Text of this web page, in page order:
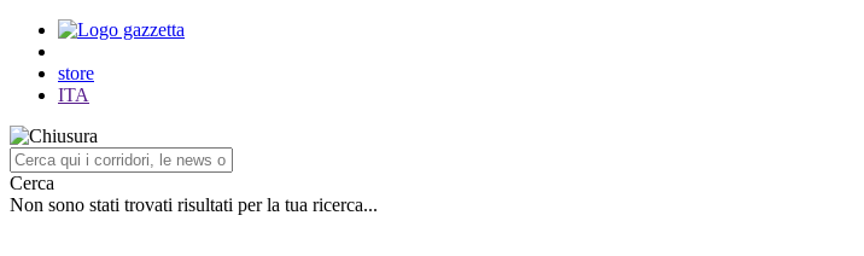
store
ITA
Cerca
Non sono stati trovati risultati per la tua ricerca...